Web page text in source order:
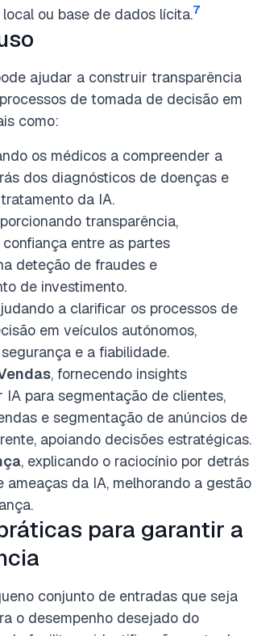
ou base de dados lícita.7
ajudar a construir transparência
de tomada de decisão em
como:
os médicos a compreender a
dos diagnósticos de doenças e
da IA.
transparência,
entre as partes
deteção de fraudes e
de investimento.
a clarificar os processos de
em veículos autónomos,
e a fiabilidade.
, fornecendo insights
IA para segmentação de clientes,
e segmentação de anúncios de
apoiando decisões estratégicas.
, explicando o raciocínio por detrás
ameaças da IA, melhorando a gestão
para garantir a
conjunto de entradas que seja
o desempenho desejado do